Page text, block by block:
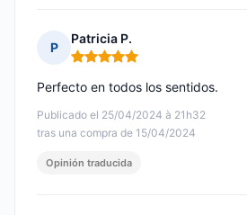
P
Patricia P.
Nota: 5 de 5
Publicado el 25/04/2024 à 21h32
tras una compra de 15/04/2024
Perfecto en todos los sentidos.
Opinión traducida